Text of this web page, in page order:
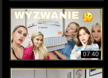
07:40